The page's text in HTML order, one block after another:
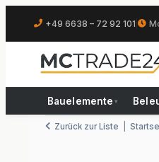
+49 6638 – 72 92 101
Bauelemente ▾
Zurück zur Liste